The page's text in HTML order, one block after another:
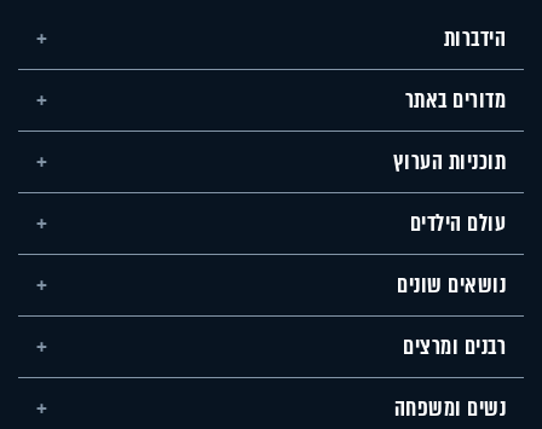
הידברות
מדורים באתר
תוכניות הערוץ
עולם הילדים
נושאים שונים
רבנים ומרצים
נשים ומשפחה